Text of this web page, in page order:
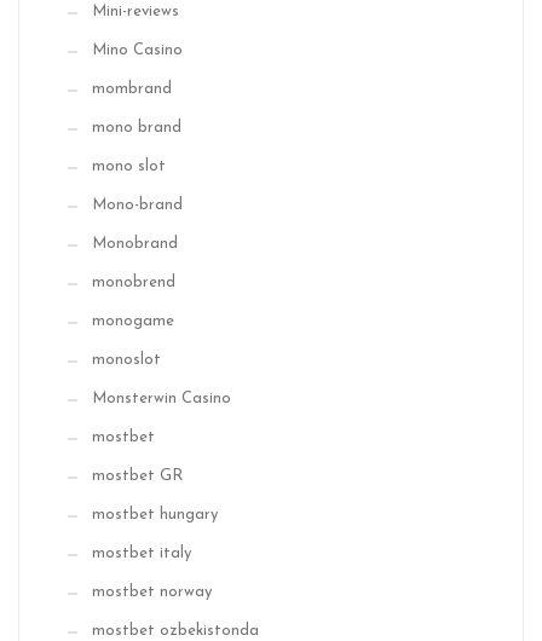
Mini-reviews
Mino Casino
mombrand
mono brand
mono slot
Mono-brand
Monobrand
monobrend
monogame
monoslot
Monsterwin Casino
mostbet
mostbet GR
mostbet hungary
mostbet italy
mostbet norway
mostbet ozbekistonda